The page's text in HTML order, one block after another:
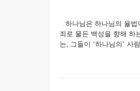
하나님은 하나님의 율법
죄로 물든 백성을 향해 하
는, 그들이 ‘하나님의’ 사